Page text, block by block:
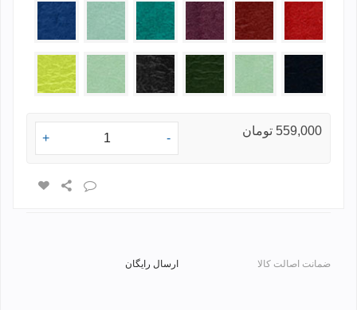
611520
611570
611601
611770
611900
611701
559,000 تومان
-
+
ضمانت اصالت کالا ارسال رایگان